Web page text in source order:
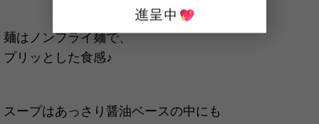
麺はノンフライ麺で、
プリッとした食感♪
スープはあっさり醤油ベースの中にも